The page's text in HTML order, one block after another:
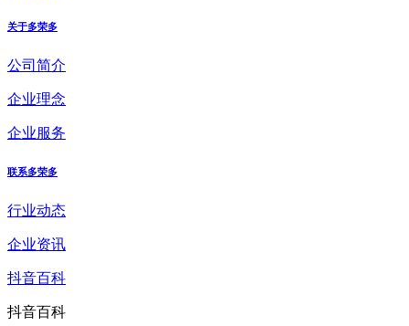
关于多荣多
公司简介
企业理念
企业服务
联系多荣多
行业动态
企业资讯
抖音百科
抖音百科